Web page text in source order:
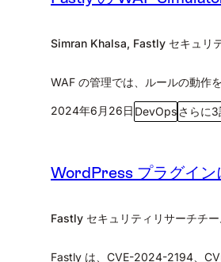
Simran Khalsa, Fastly セキュリ
WAF の管理では、ルールの動作
2024年6月26日 DevOpsさらに
WordPress プラグイン
Fastly セキュリティリサーチチ
Fastly は、CVE-2024-2194、